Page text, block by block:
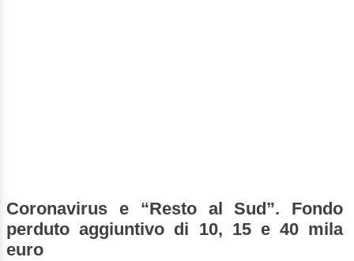
Coronavirus e “Resto al Sud”. Fondo
perduto aggiuntivo di 10, 15 e 40 mila
euro